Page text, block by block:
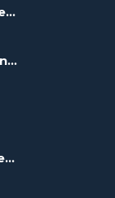
Proč lidé sdílejí konspirační teorie? - Spiknutí #4
Fyzika Allatra: Klíč k nekonečné energii? - Spiknutí #34
Pete Hegseth: Křižák ministrem obrany? - Spiknutí #113